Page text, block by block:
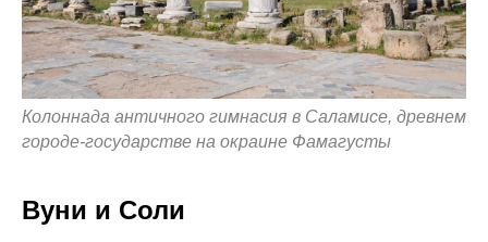
Колоннада античного гимнасия в Саламисе, древнем
городе-государстве на окраине Фамагусты
Вуни и Соли